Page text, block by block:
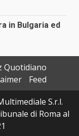
in Bulgaria ed
Quotidiano
Feed
S.r.l.
di Roma al